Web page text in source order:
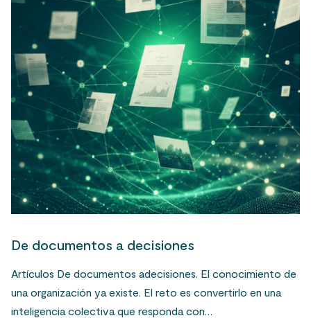
De documentos a decisiones
Artículos De documentos adecisiones. El conocimiento de
una organización ya existe. El reto es convertirlo en una
inteligencia colectiva que responda con…